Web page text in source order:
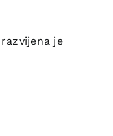
je